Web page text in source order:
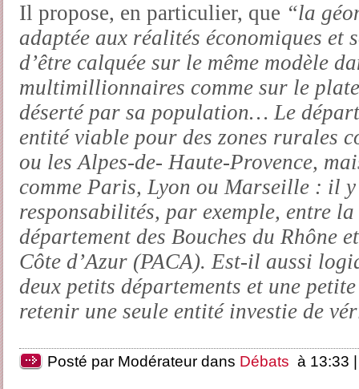
Il propose, en particulier, que “la
adaptée aux réalités économiques
d’être calquée sur le même modèle
multimillionnaires comme sur le
déserté par sa population… Le
entité viable pour des zones rurales
ou les Alpes-de- Haute-Provence,
comme Paris, Lyon ou Marseille : il
responsabilités, par exemple, entre
département des Bouches du Rhône
Côte d’Azur (PACA). Est-il aussi
deux petits départements et une
retenir une seule entité investie de
Posté par Modérateur dans Débats à 13:33